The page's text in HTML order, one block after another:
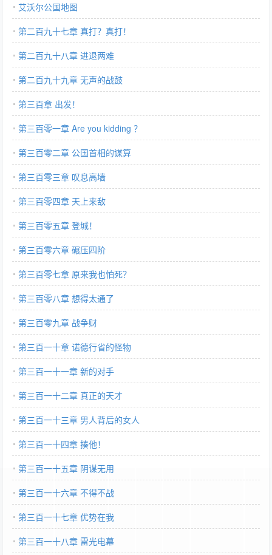
艾沃尔公国地图
第二百九十七章 真打？真打！
第二百九十八章 进退两难
第二百九十九章 无声的战鼓
第三百章 出发！
第三百零一章 Are you kidding ？
第三百零二章 公国首相的谋算
第三百零三章 叹息高墙
第三百零四章 天上来敌
第三百零五章 登城！
第三百零六章 碾压四阶
第三百零七章 原来我也怕死？
第三百零八章 想得太通了
第三百零九章 战争财
第三百一十章 诺德行省的怪物
第三百一十一章 新的对手
第三百一十二章 真正的天才
第三百一十三章 男人背后的女人
第三百一十四章 揍他！
第三百一十五章 阴谋无用
第三百一十六章 不得不战
第三百一十七章 优势在我
第三百一十八章 雷光电幕